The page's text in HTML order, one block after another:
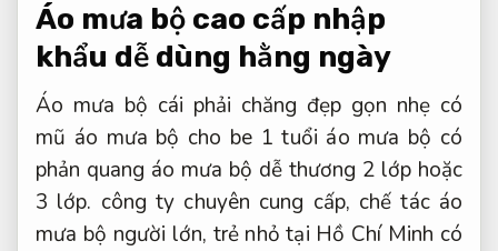
Áo mưa bộ cao cấp nhập
khẩu dễ dùng hằng ngày
Áo mưa bộ cái phải chăng đẹp gọn nhẹ có
mũ áo mưa bộ cho be 1 tuổi áo mưa bộ có
phản quang áo mưa bộ dễ thương 2 lớp hoặc
3 lớp. công ty chuyên cung cấp, chế tác áo
mưa bộ người lớn, trẻ nhỏ tại Hồ Chí Minh có